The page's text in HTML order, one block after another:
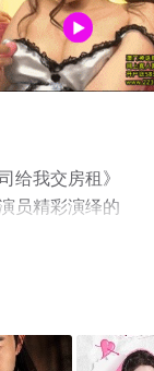
给我交房租》
员精彩演绎的
），手机免费
情网等平台了